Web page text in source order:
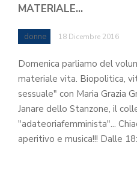
MATERIALE…
donne 18 Dicembre 2016
Domenica parliamo del
materiale vita. Biopolitica,
sessuale" con Maria Grazia
Janare dello Stanzone, il
"adateoriafemminista"...
aperitivo e musica!!! Dalle